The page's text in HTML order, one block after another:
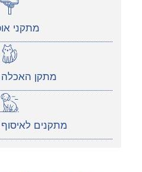
מתקני
מתקן האכלה
מתקנים לאיסוף